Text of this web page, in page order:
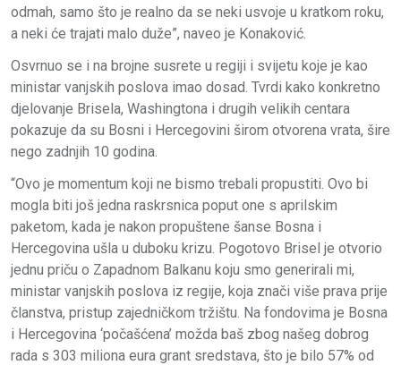
odmah, samo što je realno da se neki usvoje u kratkom roku,
a neki će trajati malo duže”, naveo je Konaković.
Osvrnuo se i na brojne susrete u regiji i svijetu koje je kao
ministar vanjskih poslova imao dosad. Tvrdi kako konkretno
djelovanje Brisela, Washingtona i drugih velikih centara
pokazuje da su Bosni i Hercegovini širom otvorena vrata, šire
nego zadnjih 10 godina.
“Ovo je momentum koji ne bismo trebali propustiti. Ovo bi
mogla biti još jedna raskrsnica poput one s aprilskim
paketom, kada je nakon propuštene šanse Bosna i
Hercegovina ušla u duboku krizu. Pogotovo Brisel je otvorio
jednu priču o Zapadnom Balkanu koju smo generirali mi,
ministar vanjskih poslova iz regije, koja znači više prava prije
članstva, pristup zajedničkom tržištu. Na fondovima je Bosna
i Hercegovina ‘počašćena’ možda baš zbog našeg dobrog
rada s 303 miliona eura grant sredstava, što je bilo 57% od